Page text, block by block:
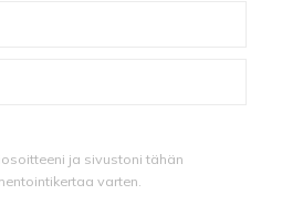
ja sivustoni tähän
varten.